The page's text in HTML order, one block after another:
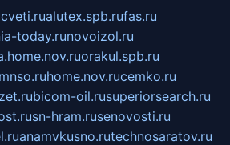
alutex.spb.rufas.ru
today.runovoizol.ru
orakul.spb.ru
mnso.ruhome.nov.rucemko.ru
bicom-oil.rusuperiorsearch.ru
sn-hram.rusenovosti.ru
anamvkusno.rutechnosaratov.ru